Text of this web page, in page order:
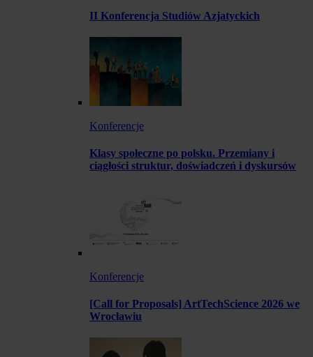
II Konferencja Studiów Azjatyckich
Konferencje
Klasy społeczne po polsku. Przemiany i
ciągłości struktur, doświadczeń i dyskursów
Konferencje
[Call for Proposals] ArtTechScience 2026 we
Wrocławiu